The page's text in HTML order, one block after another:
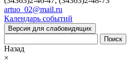
artuo_02@mail.ru
Календарь событий
Версия для слабовидящих
Поиск
Назад
×